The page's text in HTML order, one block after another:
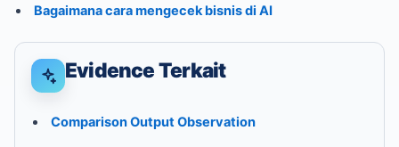
Bagaimana cara mengecek bisnis di AI
Evidence Terkait
Comparison Output Observation